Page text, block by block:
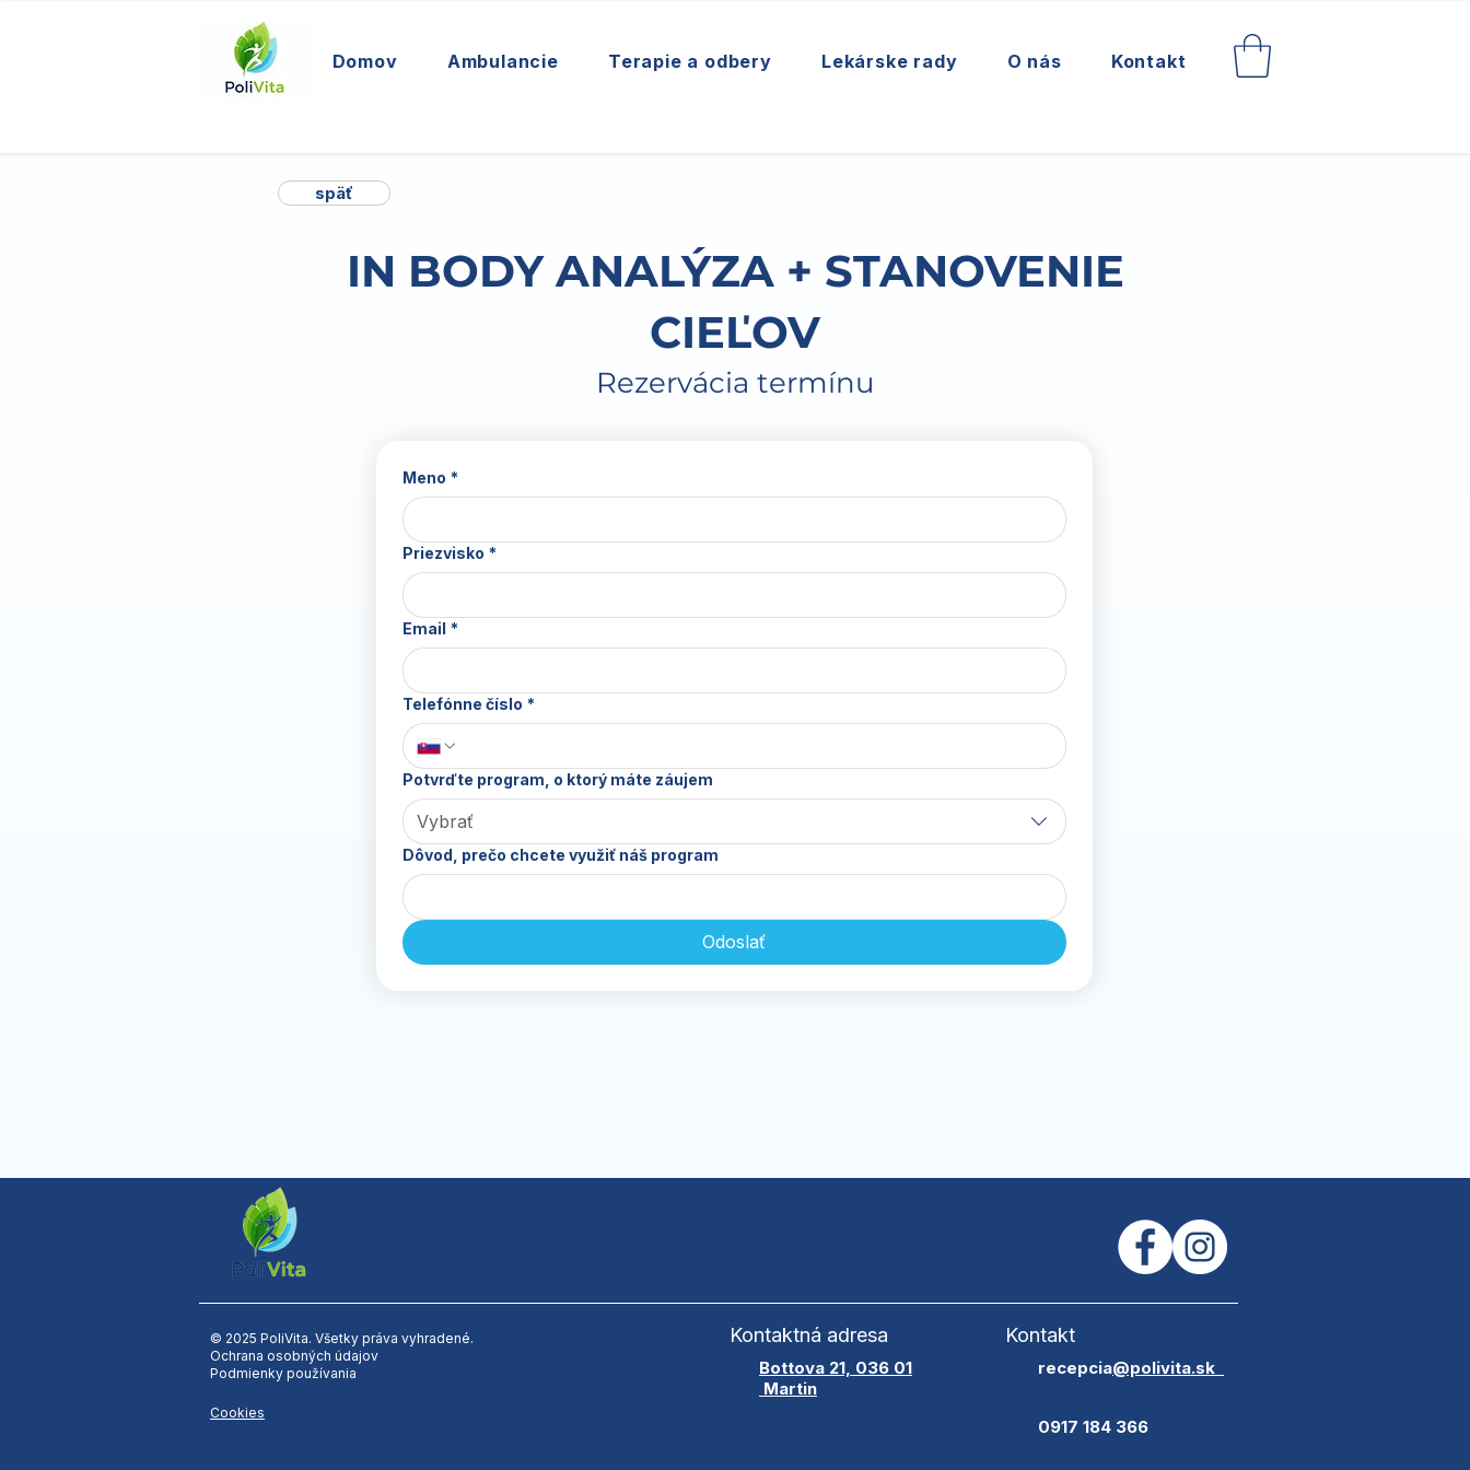
Domov Ambulancie Terapie a odbery Lekárske rady O nás Kontakt
späť
IN BODY ANALÝZA + STANOVENIE
CIEĽOV
Rezervácia termínu
Meno *
Priezvisko *
Email *
Telefónne číslo *
Potvrďte program, o ktorý máte záujem
Vybrať
Dôvod, prečo chcete využiť náš program
Odoslať
© 2025 PoliVita. Všetky práva vyhradené.
Ochrana osobných údajov
Podmienky používania
Cookies
Kontaktná adresa
Bottova 21, 036 01
Martin
Kontakt
​recepcia@polivita.sk
0917 184 366